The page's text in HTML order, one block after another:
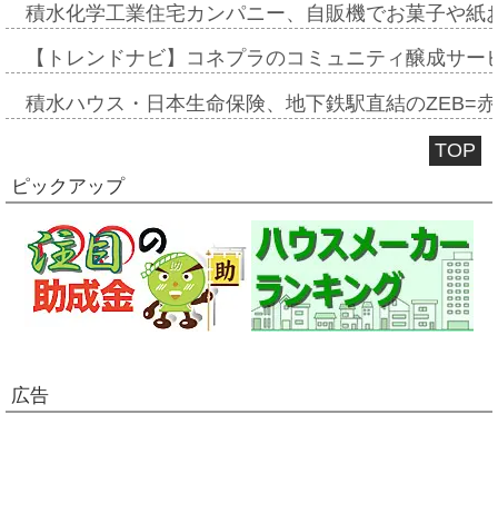
積水化学工業住宅カンパニー、自販機でお菓子や
【トレンドナビ】コネプラのコミュニティ醸成サ
積水ハウス・日本生命保険、地下鉄駅直結のZEB=
TOP
ピックアップ
広告